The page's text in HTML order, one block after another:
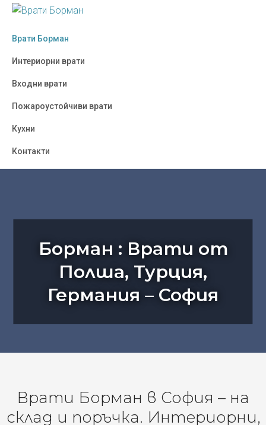
Skip
primary
Skip
main
Skip
footer
БОРМАН
:
Врати
Полша,
Украйна,
-
София
Врати Борман
Интериорни врати
Входни врати
Пожароустойчиви врати
Кухни
Контакти
Борман : Врати от
Полша, Турция,
Германия – София
Врати Борман в София – на
склад и поръчка. Интериорни,